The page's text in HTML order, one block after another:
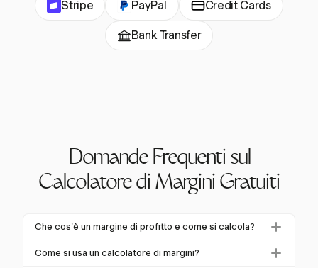
Stripe PayPal Credit Cards
Bank Transfer
Domande Frequenti sul
Calcolatore di Margini Gratuiti
Che cos'è un margine di profitto e come si calcola?
Un margine di profitto è la percentuale di ricavi che
Come si usa un calcolatore di margini?